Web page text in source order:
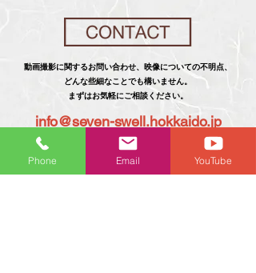
動画撮影に関するお問い合わせ、映像についての不明点、
どんな些細なことでも構いません。
まずはお気軽にご相談ください。
info@seven-swell.hokkaido.jp
​☎︎011-215-1378
CONTACTページのフォームからお問い合わせください。
Phone Email YouTube